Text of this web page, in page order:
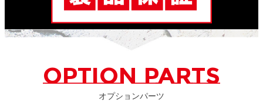
OPTION PARTS
オプションパーツ